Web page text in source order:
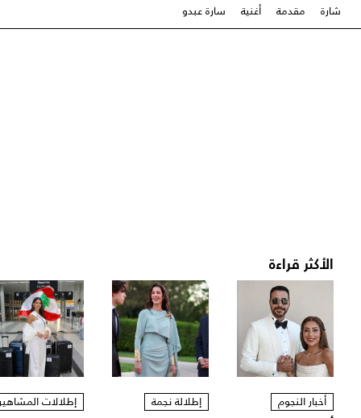
شارة
مقدمة أغنية سارة عبدو
الأكثر قراءة
أخبار النجوم إطلالة نجمة إطلالات